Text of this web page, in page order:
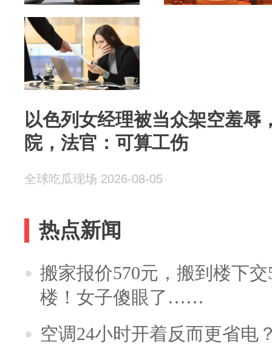
以色列女经理被当众架空羞辱
院，法官：可算工伤
全球吃瓜现场 2026-08-05
热点新闻
搬家报价570元，搬到楼下
楼！女子傻眼了……
空调24小时开着反而更省电